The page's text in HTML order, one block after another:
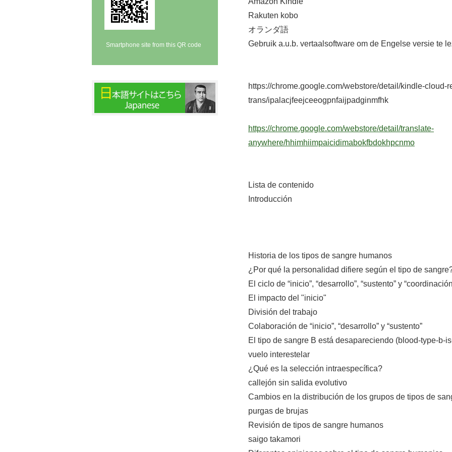
Rakuten kobo
オランダ語
Gebruik a.u.b. vertaalsoftware om de Engelse versie te
https://chrome.google.com/webstore/detail/kindle-cloud-
trans/ipalacjfeejceeogpnfaijpadginmfhk
https://chrome.google.com/webstore/detail/translate-
anywhere/hhimhiimpaicidimabokfbdokhpcnmo
Lista de contenido
Introducción
Historia de los tipos de sangre humanos
¿Por qué la personalidad difiere según el tipo de
El ciclo de “inicio”, “desarrollo”, “sustento” y
El impacto del "inicio"
División del trabajo
Colaboración de “inicio”, “desarrollo” y “sustento”
El tipo de sangre B está desapareciendo (blood-type-b-
vuelo interestelar
¿Qué es la selección intraespecífica?
callejón sin salida evolutivo
Cambios en la distribución de los grupos de tipos de
purgas de brujas
Revisión de tipos de sangre humanos
saigo takamori
Smartphone site from this QR code